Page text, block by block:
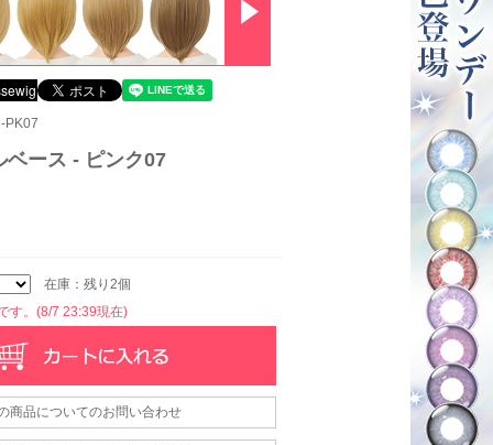
PK07
ベース - ピンク07
在庫：残り2個
す。(8/7 23:39現在)
商品についてのお問い合わせ